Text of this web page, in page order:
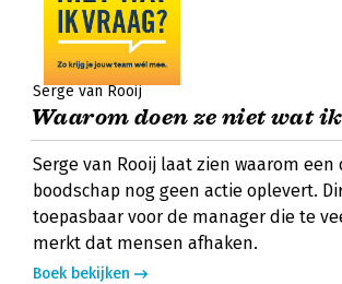
Serge van Rooij
Waarom doen ze niet wat
Serge van Rooij laat zien waarom
boodschap nog geen actie oplevert.
toepasbaar voor de manager die te
merkt dat mensen afhaken.
Boek bekijken